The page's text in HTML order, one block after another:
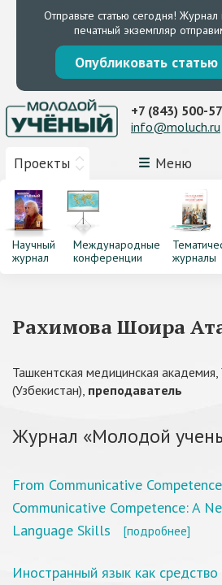
Отправьте статью сегодня! Журнал
печатный экземпляр
Опубликовать
Проекты Меню
+7 (843) 500-
info@moluch.ru
Научный
журнал
Международные
конференции
журналы
Рахимова Шоира
Ташкентская медицинская академия,
(Узбекистан), преподаватель
Журнал «Молодой
From Communicative
Communicative Competence: A
Language Skills
[подробнее]
Иностранный язык как средство